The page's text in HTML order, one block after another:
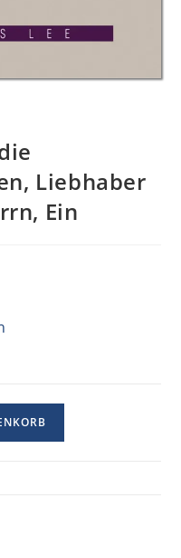
Liebhaber
Ein